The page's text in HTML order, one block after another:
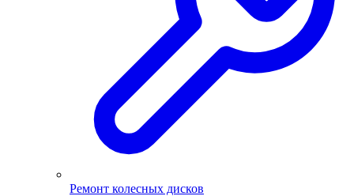
Ремонт колесных дисков